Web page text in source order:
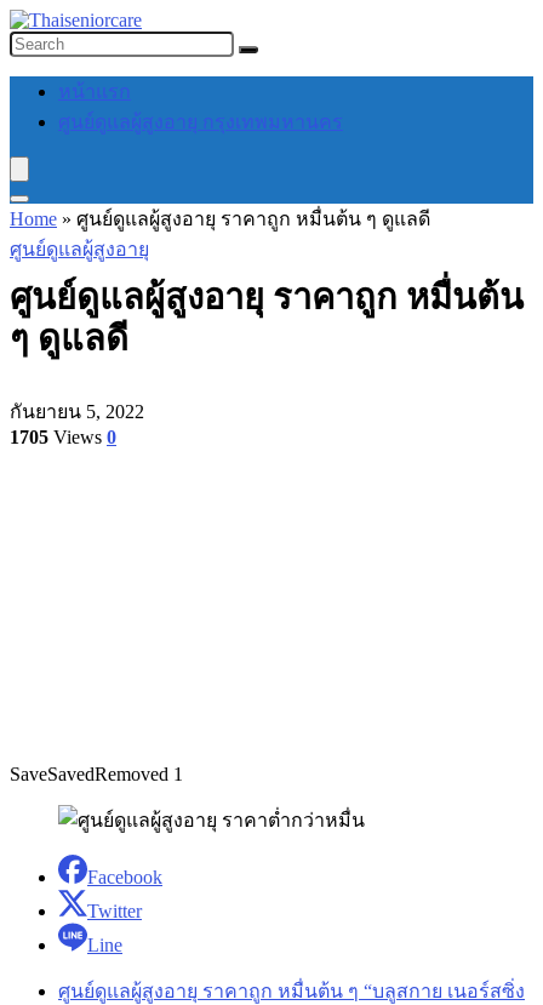
หน้าแรก
ศูนย์ดูแลผู้สูงอายุ กรุงเทพมหานคร
Home » ศูนย์ดูแลผู้สูงอายุ ราคาถูก หมื่นต้น ๆ ดูแลดี
ศูนย์ดูแลผู้สูงอายุ
ศูนย์ดูแลผู้สูงอายุ ราคาถูก หมื่นต้น
ๆ ดูแลดี
กันยายน 5, 2022
1705 Views 0
SaveSavedRemoved 1
Facebook
Twitter
Line
ศูนย์ดูแลผู้สูงอายุ ราคาถูก หมื่นต้น ๆ “บลูสกาย เนอร์สซิ่ง